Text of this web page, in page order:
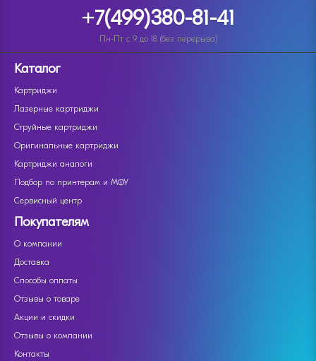
+7(499)380-81-41
Пн-Пт с 9 до 18 (без перерыва)
Каталог
Картриджи
Лазерные картриджи
Струйные картриджи
Оригинальные картриджи
Картриджи аналоги
Подбор по принтерам и МФУ
Сервисный центр
Покупателям
О компании
Доставка
Способы оплаты
Отзывы о товаре
Акции и скидки
Отзывы о компании
Контакты